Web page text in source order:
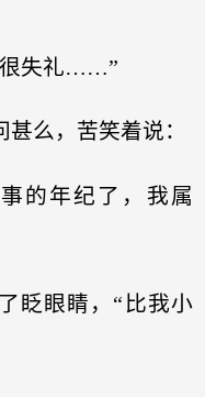
很失礼……”
么，苦笑着说：
的年纪了，我属
眨眼睛，“比我小